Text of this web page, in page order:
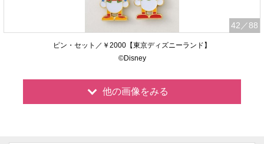
42 ／88
ピン・セット／￥2000【東京ディズニーランド】
©Disney
他の画像をみる